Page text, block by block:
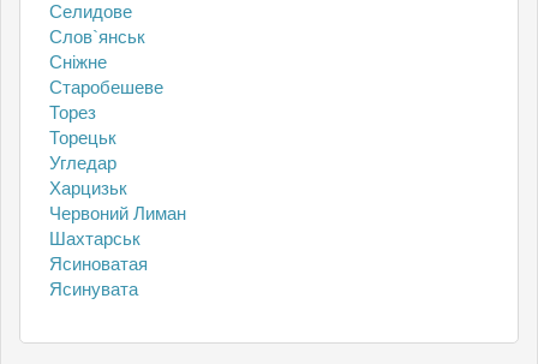
Селидове
Слов`янськ
Сніжне
Старобешеве
Торез
Торецьк
Угледар
Харцизьк
Червоний Лиман
Шахтарськ
Ясиноватая
Ясинувата